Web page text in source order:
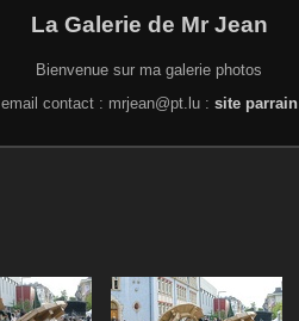
La Galerie de Mr Jean
Bienvenue sur ma galerie photos
email contact : mrjean@pt.lu : site parrain